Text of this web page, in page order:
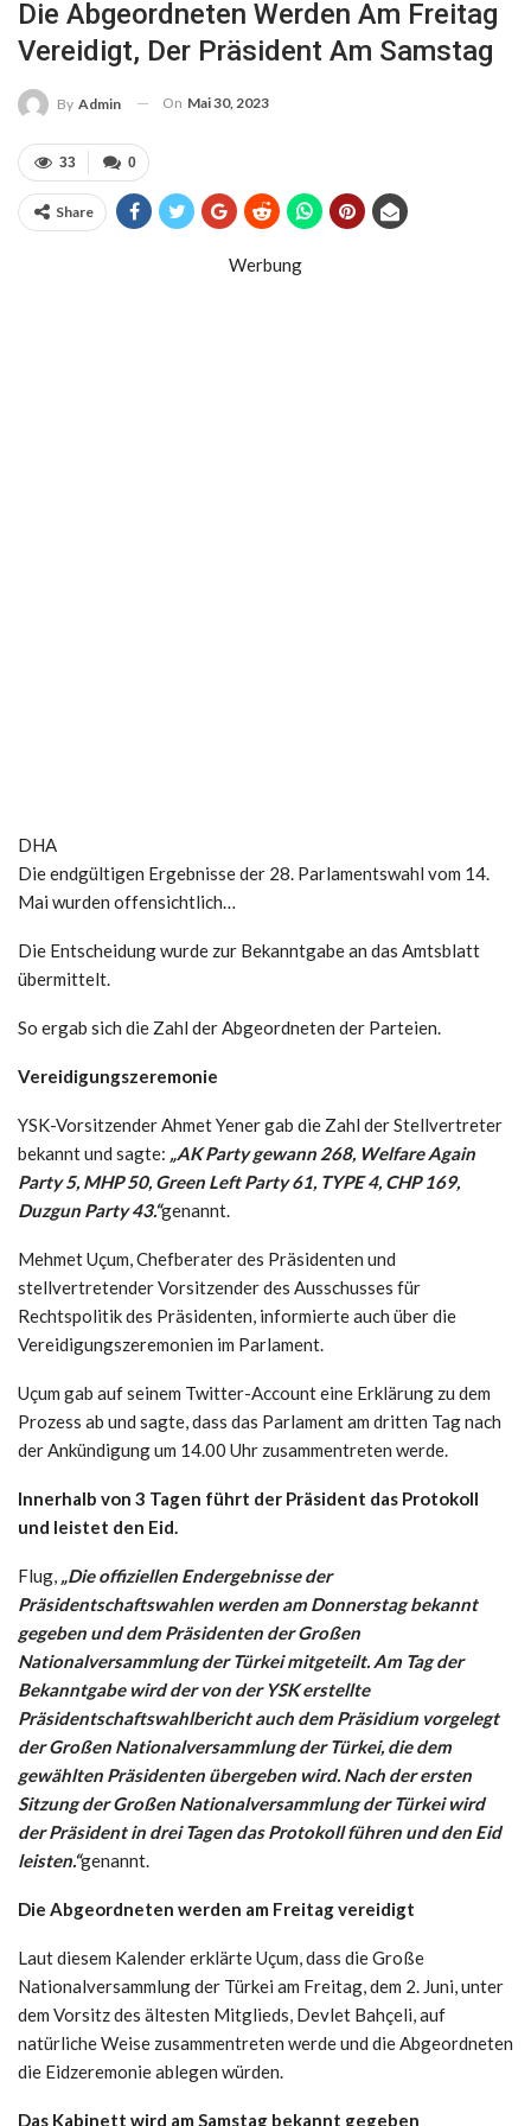
Die Abgeordneten Werden Am Freitag
Vereidigt, Der Präsident Am Samstag
By Admin On Mai 30, 2023
0
33
Share
Werbung
DHA
Die endgültigen Ergebnisse der 28. Parlamentswahl vom 14.
Mai wurden offensichtlich…
Die Entscheidung wurde zur Bekanntgabe an das Amtsblatt
übermittelt.
So ergab sich die Zahl der Abgeordneten der Parteien.
Vereidigungszeremonie
YSK-Vorsitzender Ahmet Yener gab die Zahl der Stellvertreter
bekannt und sagte: „AK Party gewann 268, Welfare Again
Party 5, MHP 50, Green Left Party 61, TYPE 4, CHP 169,
Duzgun Party 43.“genannt.
Mehmet Uçum, Chefberater des Präsidenten und
stellvertretender Vorsitzender des Ausschusses für
Rechtspolitik des Präsidenten, informierte auch über die
Vereidigungszeremonien im Parlament.
Uçum gab auf seinem Twitter-Account eine Erklärung zu dem
Prozess ab und sagte, dass das Parlament am dritten Tag nach
der Ankündigung um 14.00 Uhr zusammentreten werde.
Innerhalb von 3 Tagen führt der Präsident das Protokoll
und leistet den Eid.
Flug, „Die offiziellen Endergebnisse der
Präsidentschaftswahlen werden am Donnerstag bekannt
gegeben und dem Präsidenten der Großen
Nationalversammlung der Türkei mitgeteilt. Am Tag der
Bekanntgabe wird der von der YSK erstellte
Präsidentschaftswahlbericht auch dem Präsidium vorgelegt
der Großen Nationalversammlung der Türkei, die dem
gewählten Präsidenten übergeben wird. Nach der ersten
Sitzung der Großen Nationalversammlung der Türkei wird
der Präsident in drei Tagen das Protokoll führen und den Eid
leisten.“genannt.
Die Abgeordneten werden am Freitag vereidigt
Laut diesem Kalender erklärte Uçum, dass die Große
Nationalversammlung der Türkei am Freitag, dem 2. Juni, unter
dem Vorsitz des ältesten Mitglieds, Devlet Bahçeli, auf
natürliche Weise zusammentreten werde und die Abgeordneten
die Eidzeremonie ablegen würden.
Das Kabinett wird am Samstag bekannt gegeben